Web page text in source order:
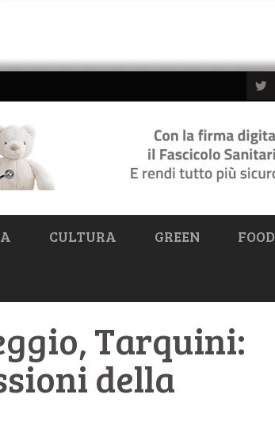
CULTURA GREEN FOOD
Tarquini:
della